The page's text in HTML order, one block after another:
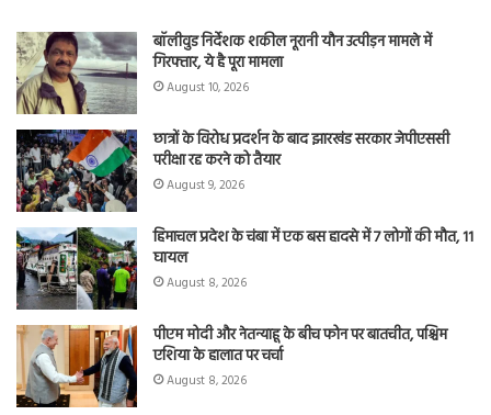
बॉलीवुड निर्देशक शकील नूरानी यौन उत्पीड़न मामले में
गिरफ्तार, ये है पूरा मामला
August 10, 2026
छात्रों के विरोध प्रदर्शन के बाद झारखंड सरकार जेपीएससी
परीक्षा रद्द करने को तैयार
August 9, 2026
हिमाचल प्रदेश के चंबा में एक बस हादसे में 7 लोगों की मौत, 11
घायल
August 8, 2026
पीएम मोदी और नेतन्याहू के बीच फोन पर बातचीत, पश्चिम
एशिया के हालात पर चर्चा
August 8, 2026